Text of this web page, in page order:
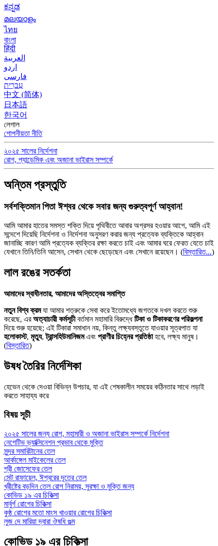
ಕನ್ನಡ
മലയാളം
ไทย
বাংলা
हिंदी
العربية
اردو
فارسی
עִברִית
中文 (简体)
日本語
한국어
লেগাল
গোপনীয়তা নীতি
২০২৫ সালের নির্দেশনা
রোগ, প্যান্ডেমিক এবং অজানা ভাইরাস সম্পর্কে
অন্তিম প্রস্তুতি
সর্বশক্তিমান পিতা ঈশ্বর থেকে সবার জন্য গুরুত্বপূর্ণ আহ্বান!
আমি আমার হাতের সমস্ত শক্তি দিয়ে পৃথিবীতে আবার অগ্রসর হওয়ার আগে, আমি এই
সন্দেশে দিয়েছি নির্দেশনা ও নির্দেশনা অনুসরণ করার জন্য প্রত্যেক ব্যক্তিকে আহ্বান
জানাচ্ছি কারণ আমি প্রত্যেক ব্যক্তির রক্ষা করতে চাই এবং আমার ঘরে ফেরত যেতে চাই
যেখানে তিনি/তিনি আসেন, সেখান থেকে ছেড়েছেন এবং সেখানে রয়েছেন। (বিস্তারিত...)
লাল রঙের সতর্কতা
আমাদের স্বাধীনতার, আমাদের অস্তিত্বের সমাপ্তি
নতুন বিশ্ব ক্রমযা আমার শত্রুকে সেবা করে ইতোমধ্যে জগতকে দখল করতে শুরু
করেছে, এরঅত্যাচারী কর্মসূচীবর্তমান মহামারি বিরুদ্ধেটিকা ও টিকাকরণের পরিকল্পনা
দিয়ে শুরু হয়েছে; এই টিকারা সমাধান নয়, কিন্তু লক্ষ্যবস্তুতে যাওয়ার সূত্রপাত যা
হলোকাস্ট, মৃত্যু,ট্রান্সহিউমানিজমএবং প্রাণীর চিহ্নের প্রতিষ্ঠাহবে, লক্ষ্য মানুষ।
(বিস্তারিত)
উষধ তৈরির নির্দেশিকা
হেভেন থেকে দেওয়া বিভিন্ন উপচার, যা এই শেষকালীন সময়ের কঠিনতার সাথে লড়াই
করতে সাহায্য করে
বিষয় সূচী
২০২৫ সালের জন্য রোগ, মহামারী ও অজানা ভাইরাস সম্পর্কে নির্দেশনা
নেগেটিভ ভ্যাক্সিনেশন প্রভাব থেকে মুক্তি
সুন্দর সমারিটানের তেল
আর্কাঙ্গেল মাইকেলের তেল
শ্রী জোসেফের তেল
সেন্ট রাফায়েল, ঈশ্বরের দূতের তেল
খ্রীষ্টের বড়দিন তেল রোগ নিরাময়, সুরক্ষা ও মুক্তি জন্য
কোভিড ১৯ এর চিকিত্সা
মার্বুর্গ রোগের চিকিত্সা
কুষ্ঠ রোগের মতো মাংস খাওয়ার রোগের চিকিত্সা
লুজ দে মারিয়া দ্বারা ঔষধি গুল্ম
কোভিড ১৯ এর চিকিত্সা